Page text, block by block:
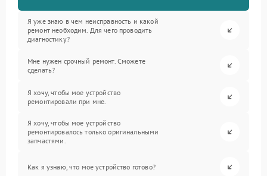
Я уже знаю в чем неисправность и какой
ремонт необходим. Для чего проводить
диагностику?
Мне нужен срочный ремонт. Сможете
сделать?
Я хочу, чтобы мое устройство
ремонтировали при мне.
Я хочу, чтобы мое устройство
ремонтировалось только оригинальными
запчастями.
Как я узнаю, что мое устройство готово?